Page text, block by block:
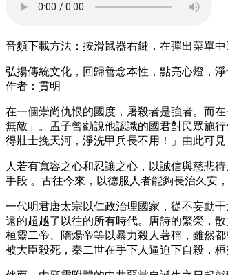
音頻下載方法：按滑鼠器右鍵，在彈出菜單
弘揚傳統文化，回歸善念本性，點亮心燈，
作者：貫明
在一個崇尚仇恨的國度，屠殺者是強者。而
無敵」。孟子曾勸說他認識的國君對民眾施
得壯士挽天河，淨洗甲兵長不用！」由此可
人若有寬容之心和忍讓之心，以誠信與慈悲
手段 。古往今來，以德服人者能夠長治久安
一代明君唐太宗以仁政治理國家，從不妄動
遠的超越了以往的所有時代。唐詩的繁榮，
桓靈二帝、隋煬帝等以暴力殺人著稱，雖然
被大臣殺死，秦二世在手下人逼迫下自殺，